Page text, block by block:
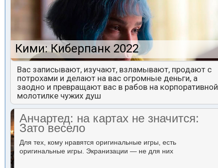
Кими: Киберпанк 2022
Вас записывают, изучают, взламывают, продают с
потрохами и делают на вас огромные деньги, а
заодно и превращают вас в рабов на корпоративной
молотилке чужих душ
Анчартед: на картах не значится:
Зато весело
Для тех, кому нравятся оригинальные игры, есть
оригинальные игры. Экранизации — не для них